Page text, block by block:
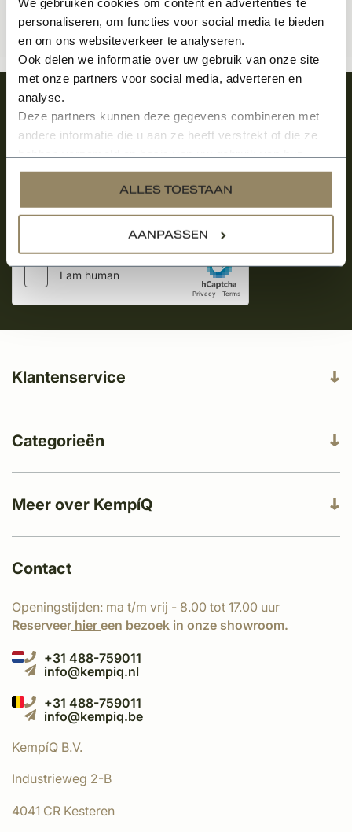
personaliseren, om functies voor social media te bieden
en om ons websiteverkeer te analyseren.
Ook delen we informatie over uw gebruik van onze site
met onze partners voor social media, adverteren en
analyse.
Deze partners kunnen deze gegevens combineren met
andere informatie die u aan ze heeft verstrekt of die ze
services.
ALLES TOESTAAN
AANPASSEN
Meld je aan en ontvang het laatste nieuws
over onze kempische bouwstijl!
Aanmelden voor de nieuwsbrief
Meer over KempíQ
Klantenservice
Categorieën
Contact
Openingstijden: ma t/m vrij - 8.00 tot 17.00 uur
Reserveer hier een bezoek in onze showroom.
+31 488-759011
info@kempiq.nl
+31 488-759011
info@kempiq.be
KempíQ B.V.
Industrieweg 2-B
4041 CR Kesteren